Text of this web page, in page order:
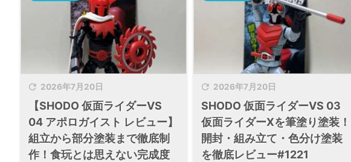
 2026年7月20日
【SHODO 仮面ライダーVS
04 アポロガイスト レビュー】
組立から部分塗装まで徹底制
作！食玩とは思えない完成度
 2026年7月20日
SHODO 仮面ライダーVS 03
仮面ライダーXを筆塗り塗装！
開封・組み立て・色分け塗装
を徹底レビュー#1221